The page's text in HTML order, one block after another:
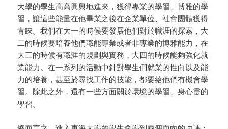
大學的學生高高興興地進來，獲得專業的學習、博雅的學
習，讓這些能量在他畢業之後在企業單位、社會團體獲得
青睞。我們在大一的時候要發展他們對於職涯的探索，大
二的時候要培養他們職能專業或者非專業的博雅能力，在
大三的時候有職涯的規劃與實務，大四的時候能夠強化就
業能力。在一系列的活動中針對學生們就業的性向以及能
力的培養，甚至於尋找工作的技能，都要給他們有機會學
習。除此之外，還有一些方面關於環境的學習、身心靈的
學習。